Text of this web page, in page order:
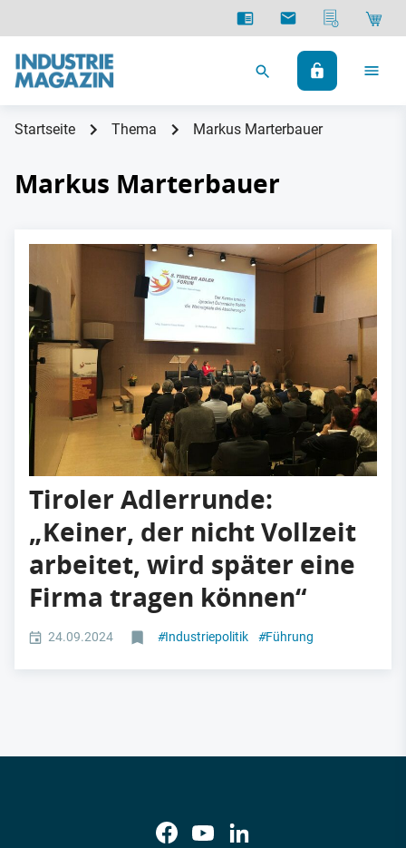
Startseite Thema Markus Marterbauer
Markus Marterbauer
Tiroler Adlerrunde:
„Keiner, der nicht Vollzeit
arbeitet, wird später eine
Firma tragen können“
24.09.2024 #Industriepolitik #Führung